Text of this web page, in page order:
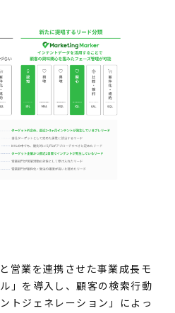
営業を連携させた事業成長モ
」を導入し、顧客の検索行動
トジェネレーション」によっ